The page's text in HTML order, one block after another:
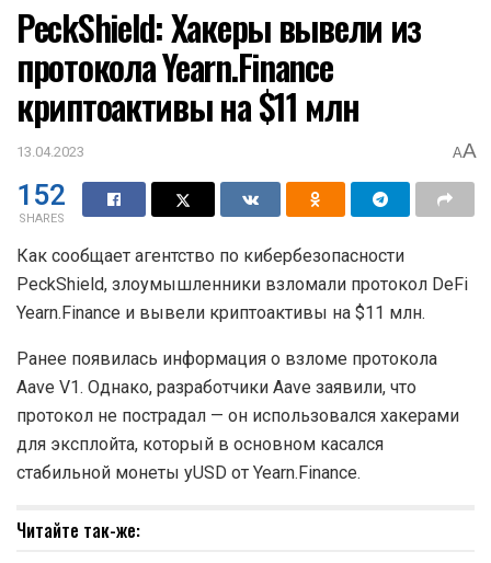
PeckShield: Хакеры вывели из
протокола Yearn.Finance
криптоактивы на $11 млн
13.04.2023 AA
152
SHARES
Как сообщает агентство по кибербезопасности
PeckShield, злоумышленники взломали протокол DeFi
Yearn.Finance и вывели криптоактивы на $11 млн.
Ранее появилась информация о взломе протокола
Aave V1. Однако, разработчики Aave заявили, что
протокол не пострадал — он использовался хакерами
для эксплойта, который в основном касался
стабильной монеты yUSD от Yearn.Finance.
Читайте так-же: